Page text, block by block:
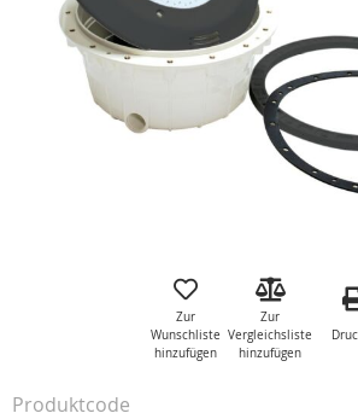
Zur
Wunschliste
hinzufügen
Zur
Vergleichsliste
hinzufügen
Produktcode